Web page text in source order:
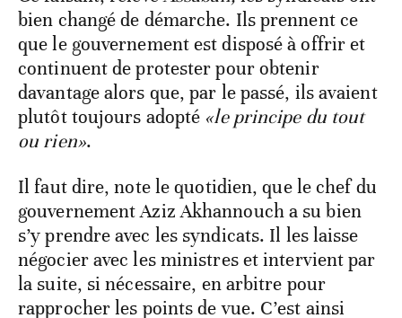
bien changé de démarche. Ils prennent ce
que le gouvernement est disposé à offrir et
continuent de protester pour obtenir
davantage alors que, par le passé, ils avaient
plutôt toujours adopté «le principe du tout
ou rien».
Il faut dire, note le quotidien, que le chef du
gouvernement Aziz Akhannouch a su bien
s’y prendre avec les syndicats. Il les laisse
négocier avec les ministres et intervient par
la suite, si nécessaire, en arbitre pour
rapprocher les points de vue. C’est ainsi